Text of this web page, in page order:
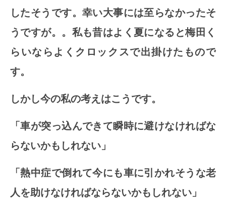
したそうです。幸い大事には至らなかったそ
うですが。。私も昔はよく夏になると梅田く
らいならよくクロックスで出掛けたもので
す。
しかし今の私の考えはこうです。
「車が突っ込んできて瞬時に避けなければな
らないかもしれない」
「熱中症で倒れて今にも車に引かれそうな老
人を助けなければならないかもしれない」